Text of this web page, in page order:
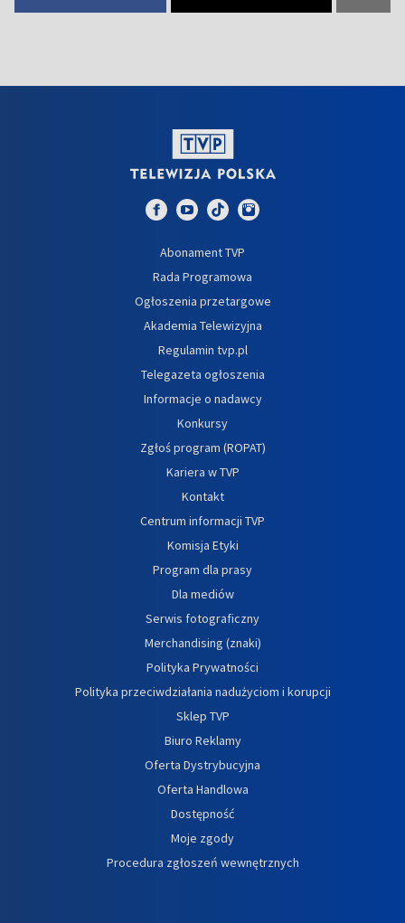
Abonament TVP
Rada Programowa
Ogłoszenia przetargowe
Akademia Telewizyjna
Regulamin tvp.pl
Telegazeta ogłoszenia
Informacje o nadawcy
Konkursy
Zgłoś program (ROPAT)
Kariera w TVP
Kontakt
Centrum informacji TVP
Komisja Etyki
Program dla prasy
Dla mediów
Serwis fotograficzny
Merchandising (znaki)
Polityka Prywatności
Polityka przeciwdziałania nadużyciom i korupcji
Sklep TVP
Biuro Reklamy
Oferta Dystrybucyjna
Oferta Handlowa
Dostępność
Moje zgody
Procedura zgłoszeń wewnętrznych